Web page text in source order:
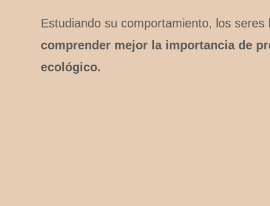
Estudiando su comportamiento, los seres
comprender mejor la importancia de
ecológico.